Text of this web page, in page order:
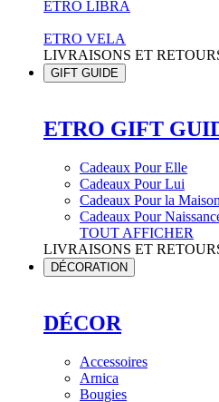
ETRO LIBRA
ETRO VELA
LIVRAISONS ET
GIFT GUIDE
ETRO GIFT
Cadeaux Pour Elle
Cadeaux Pour Lui
Cadeaux Pour la Maison
Cadeaux Pour
TOUT AFFICHER
LIVRAISONS ET
DÉCORATION
DÉCOR
Accessoires
Arnica
Bougies